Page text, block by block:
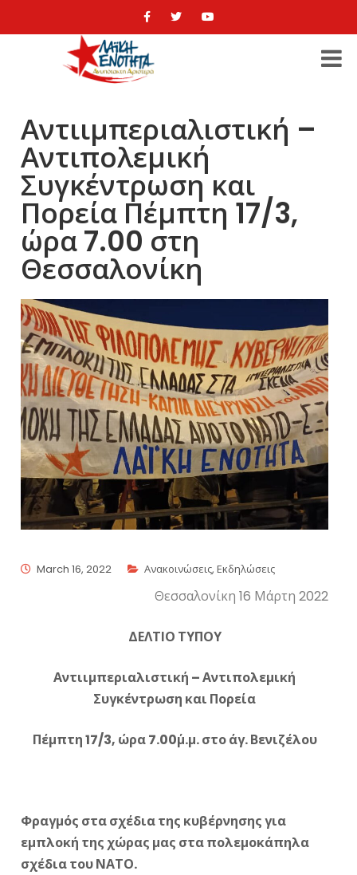
Αντιιμπεριαλιστική –
Αντιπολεμική
Συγκέντρωση και
Πορεία Πέμπτη 17/3,
ώρα 7.00 στη
Θεσσαλονίκη
March 16, 2022 Ανακοινώσεις,Εκδηλώσεις
Θεσσαλονίκη 16 Μάρτη 2022
ΔΕΛΤΙΟ ΤΥΠΟΥ
Αντιιμπεριαλιστική – Αντιπολεμική
Συγκέντρωση και Πορεία
Πέμπτη 17/3, ώρα 7.00΄μ.μ. στο άγ. Βενιζέλου
Φραγμός στα σχέδια της κυβέρνησης για
εμπλοκή της χώρας μας στα πολεμοκάπηλα
σχέδια του ΝΑΤΟ.